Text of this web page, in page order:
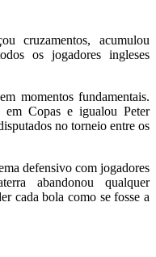
cruzamentos, acumulou
os jogadores ingleses
momentos fundamentais.
Copas e igualou Peter
no torneio entre os
defensivo com jogadores
abandonou qualquer
cada bola como se fosse a